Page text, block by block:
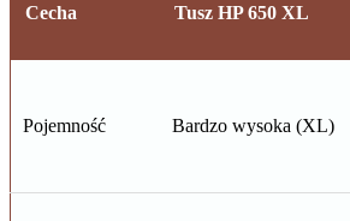
Cecha Tusz HP 650 XL
Pojemność Bardzo wysoka (XL)